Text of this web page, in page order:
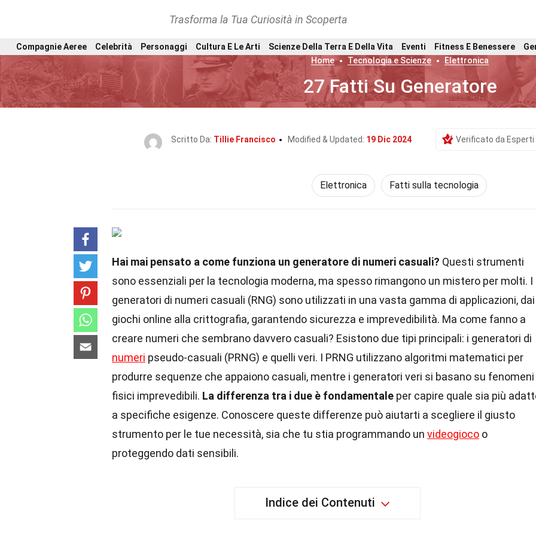
Trasforma la Tua Curiosità in Scoperta
Compagnie Aeree Celebrità Personaggi Cultura E Le Arti Scienze Della Terra E Della Vita Eventi Fitness E Benessere
Home
Tecnologia e Scienze Elettronica
27 Fatti Su Generatore
Scritto Da: Tillie Francisco Modified & Updated: 19 Dic 2024 Verificato da Esperti
Elettronica Fatti sulla tecnologia
Hai mai pensato a come funziona un generatore di numeri casuali? Questi strumenti
sono essenziali per la tecnologia moderna, ma spesso rimangono un mistero per molti. I
generatori di numeri casuali (RNG) sono utilizzati in una vasta gamma di applicazioni, dai
giochi online alla crittografia, garantendo sicurezza e imprevedibilità. Ma come fanno a
creare numeri che sembrano davvero casuali? Esistono due tipi principali: i generatori di
numeri pseudo-casuali (PRNG) e quelli veri. I PRNG utilizzano algoritmi matematici per
produrre sequenze che appaiono casuali, mentre i generatori veri si basano su fenomeni
fisici imprevedibili. La differenza tra i due è fondamentale per capire quale sia più
a specifiche esigenze. Conoscere queste differenze può aiutarti a scegliere il giusto
strumento per le tue necessità, sia che tu stia programmando un videogioco o
proteggendo dati sensibili.
Indice dei Contenuti